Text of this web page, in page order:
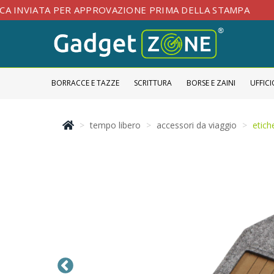
PER APPROVAZIONE PRIMA DELLA STAMPA
BORRACCE E TAZZE SCRITTURA BORSE E ZAINI
tempo libero accessori da viaggio